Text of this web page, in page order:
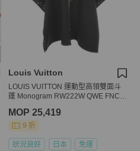
Louis Vuitton
LOUIS VUITTON 運動型高領雙面斗
篷 Monogram RW222W QWE FNCO
MOP 25,419
9 折
狀況良好 日本 免運